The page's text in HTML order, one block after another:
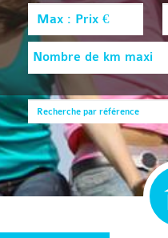
Nombre de km maxi